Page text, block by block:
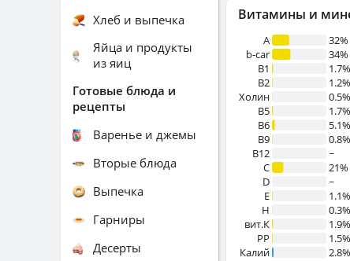
Витамины и
A
32%
b-car
34%
В1
1.7%
B2
1.2%
Холин
0.5%
B5
1.7%
B6
5.1%
B9
0.8%
B12
~
C
21%
D
~
E
1.1%
H
0.3%
вит.К
1.9%
PP
1.5%
Калий
2.8%
Хлеб и выпечка
Яйца и продукты
из яиц
Готовые блюда и
рецепты
Варенье и джемы
Вторые блюда
Выпечка
Гарниры
Десерты